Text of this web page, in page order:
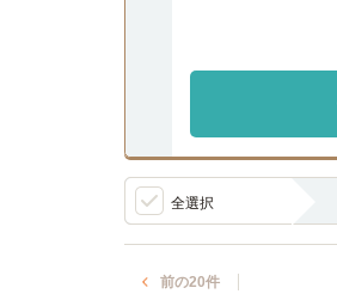
全選択
前の20件